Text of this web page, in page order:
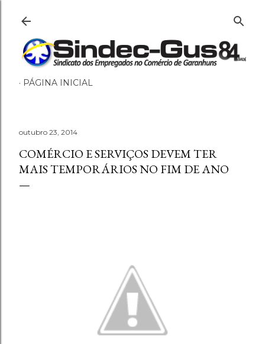
PÁGINA INICIAL
outubro 23, 2014
COMÉRCIO E SERVIÇOS DEVEM TER
MAIS TEMPORÁRIOS NO FIM DE ANO